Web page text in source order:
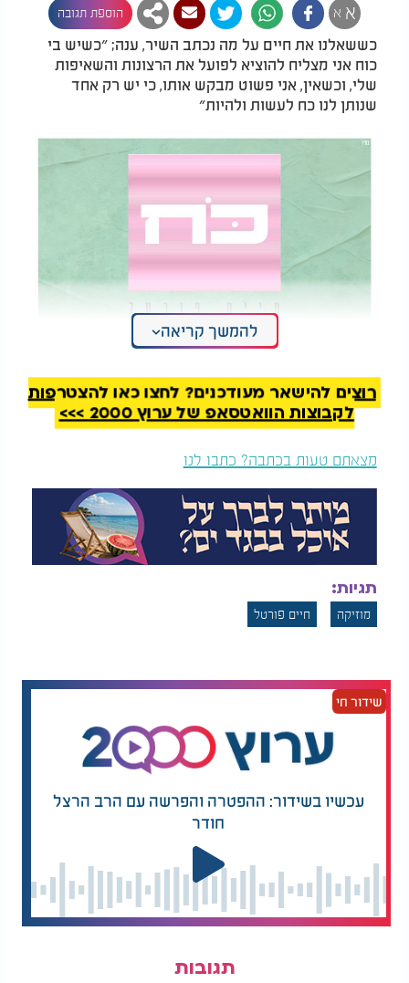
א א הוספת תגובה
כששאלנו את חיים על מה נכתב השיר, ענה; ״כשיש בי
כוח אני מצליח להוציא לפועל את הרצונות והשאיפות
שלי, וכשאין, אני פשוט מבקש אותו, כי יש רק אחד
שנותן לנו כח לעשות ולהיות״
חיים פורטל - ״כח״
להמשך קריאה
רוצים להישאר מעודכנים? לחצו כאן להצטרפות
לקבוצות הוואטסאפ של ערוץ 2000 >>>
מצאתם טעות בכתבה? כתבו לנו
תגיות:
מוזיקה חיים פורטל
שידור חי
עכשיו בשידור: ההפטרה והפרשה עם הרב הרצל
חודר
תגובות